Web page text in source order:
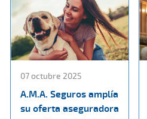
07 octubre 2025
A.M.A. Seguros amplía
su oferta aseguradora